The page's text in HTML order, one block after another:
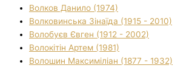
Волков Данило (1974)
Волковинська Зінаїда (1915 - 2010)
Волобуєв Євген (1912 - 2002)
Волокітін Артем (1981)
Волошин Максиміліан (1877 - 1932)